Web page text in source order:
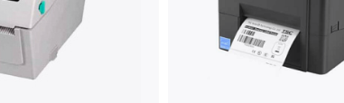
Вы сможете отслеживать статус своих
заказов и получать индивидуальные